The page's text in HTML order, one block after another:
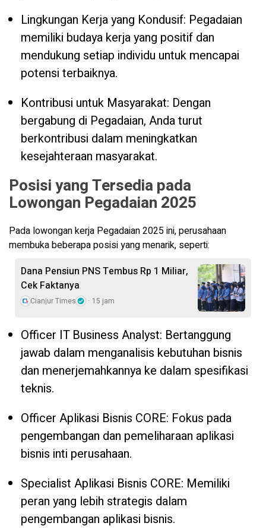
Lingkungan Kerja yang Kondusif: Pegadaian
memiliki budaya kerja yang positif dan
mendukung setiap individu untuk mencapai
potensi terbaiknya.
Kontribusi untuk Masyarakat: Dengan
bergabung di Pegadaian, Anda turut
berkontribusi dalam meningkatkan
kesejahteraan masyarakat.
Posisi yang Tersedia pada
Lowongan Pegadaian 2025
Pada lowongan kerja Pegadaian 2025 ini, perusahaan
membuka beberapa posisi yang menarik, seperti:
Dana Pensiun PNS Tembus Rp 1 Miliar,
Cek Faktanya
Cianjur Times 15 jam
Officer IT Business Analyst: Bertanggung
jawab dalam menganalisis kebutuhan bisnis
dan menerjemahkannya ke dalam spesifikasi
teknis.
Officer Aplikasi Bisnis CORE: Fokus pada
pengembangan dan pemeliharaan aplikasi
bisnis inti perusahaan.
Specialist Aplikasi Bisnis CORE: Memiliki
peran yang lebih strategis dalam
pengembangan aplikasi bisnis.